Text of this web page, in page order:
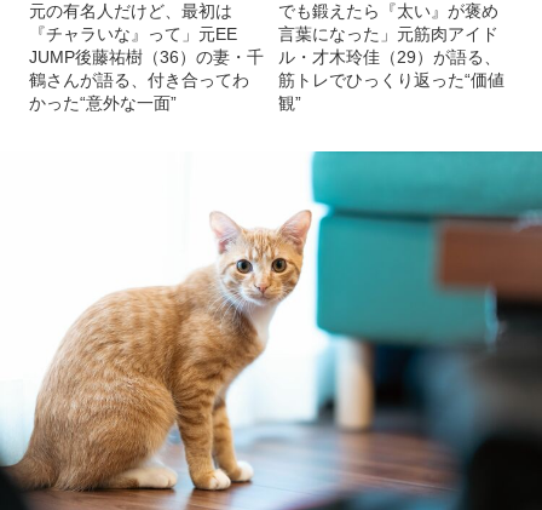
元の有名人だけど、最初は
『チャラいな』って」元EE
JUMP後藤祐樹（36）の妻・千
鶴さんが語る、付き合ってわ
かった“意外な一面”
でも鍛えたら『太い』が褒め
言葉になった」元筋肉アイド
ル・才木玲佳（29）が語る、
筋トレでひっくり返った“価値
観”